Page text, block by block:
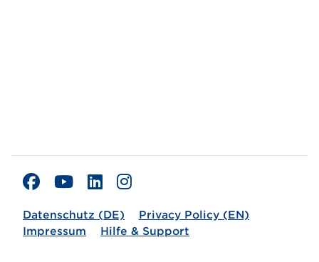
Datenschutz (DE)
Privacy Policy (EN)
Impressum
Hilfe & Support